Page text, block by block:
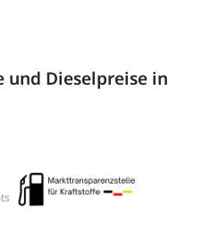
und Dieselpreise in